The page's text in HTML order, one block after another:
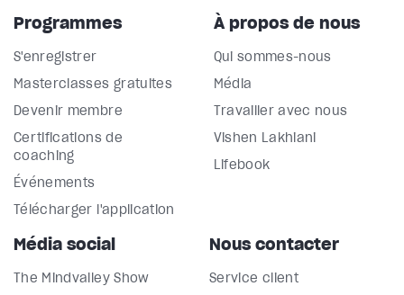
Programmes
S'enregistrer
Masterclasses gratuites
Devenir membre
Certifications de
coaching
Événements
Télécharger l'application
À propos de nous
Qui sommes-nous
Média
Travailler avec nous
Vishen Lakhiani
Lifebook
Média social
The Mindvalley Show
Nous contacter
Service client